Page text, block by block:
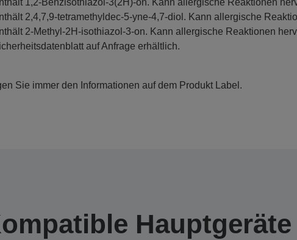
1,2-Benzisothiazol-3(2H)-on. Kann allergische Reaktionen
2,4,7,9-tetramethyldec-5-yne-4,7-diol. Kann allergische
2-Methyl-2H-isothiazol-3-on. Kann allergische Reaktionen
auf Anfrage erhältlich.
Sie immer den Informationen auf dem Produkt Label.
Hauptgeräte